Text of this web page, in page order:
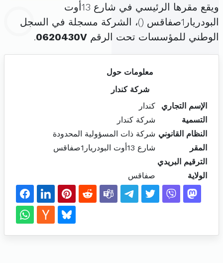
ويقع مقرها الرئيسي في شارع 13أوت
البودريار1صفاقس (
)، الشركة مسجلة في السجل
الوطني للمؤسسات تحت الرقم 0620430V
.
معلومات حول
شركة كندار
الإسم التجاري
كندار
التسمية
شركة كندار
النظام القانوني شركة ذات المسؤولية المحدودة
المقر
شارع 13أوت البودريار1صفاقس
الترقيم البريدي
الولاية
صفاقس